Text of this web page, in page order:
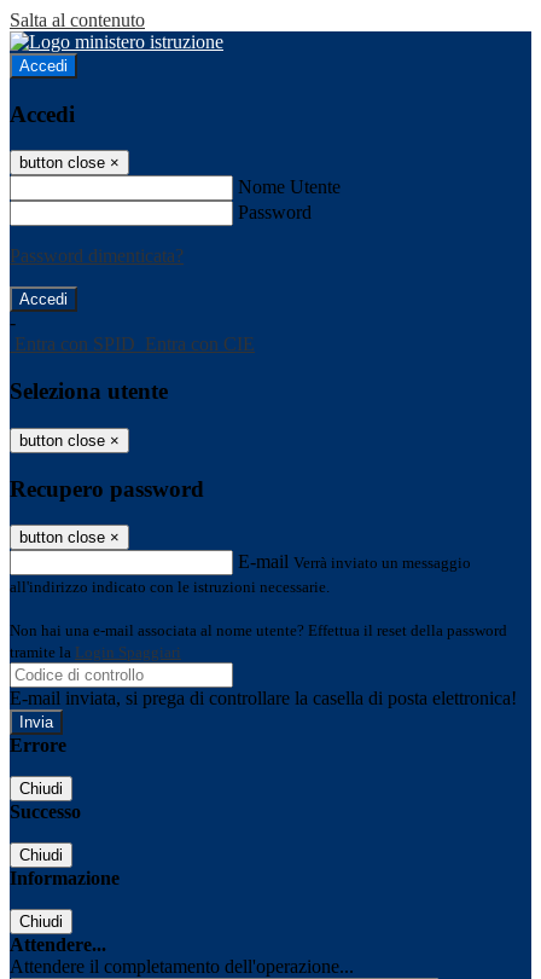
Salta al contenuto
Accedi
Accedi
button close ×
Nome Utente
Password
Password dimenticata?
-
Entra con SPID Entra con CIE
Seleziona utente
button close ×
Recupero password
button close ×
E-mail Verrà inviato un messaggio
all'indirizzo indicato con le istruzioni necessarie.
Non hai una e-mail associata al nome utente? Effettua il reset della password
tramite la Login Spaggiari
E-mail inviata, si prega di controllare la casella di posta elettronica!
Errore
Chiudi
Successo
Chiudi
Informazione
Chiudi
Attendere...
Attendere il completamento dell'operazione...